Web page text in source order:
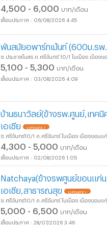
4,500 - 6,000 บาท/เดือน
06/08/2026 4:45
พันสมัยอพาร์ทเม้นท์ (600ม.ร
ซ.ประชาสโมสร ถ.ศรีจันทร์ 10/1 ในเมือง เมือง
5,100 - 5,300 บาท/เดือน
03/08/2026 4:09
บ้านธนาวัลย์(ข้างรพ.ศูนย์,เทค
เอเชีย
UPDATE !
ซ.ศรีจันทร์10/1 ถ.ศรีจันทร์ ในเมือง เมืองขอน
4,300 - 5,000 บาท/เดือน
02/08/2026 1:05
Natchaya(ข้างรพศูนย์ขอนแก่
เอเชีย,สาธารณสุข
UPDATE !
ซ.ศรีจันทร์10/1 ถ.ศรีจันทร์ ในเมือง เมืองขอน
5,000 - 6,500 บาท/เดือน
28/07/2026 3:46